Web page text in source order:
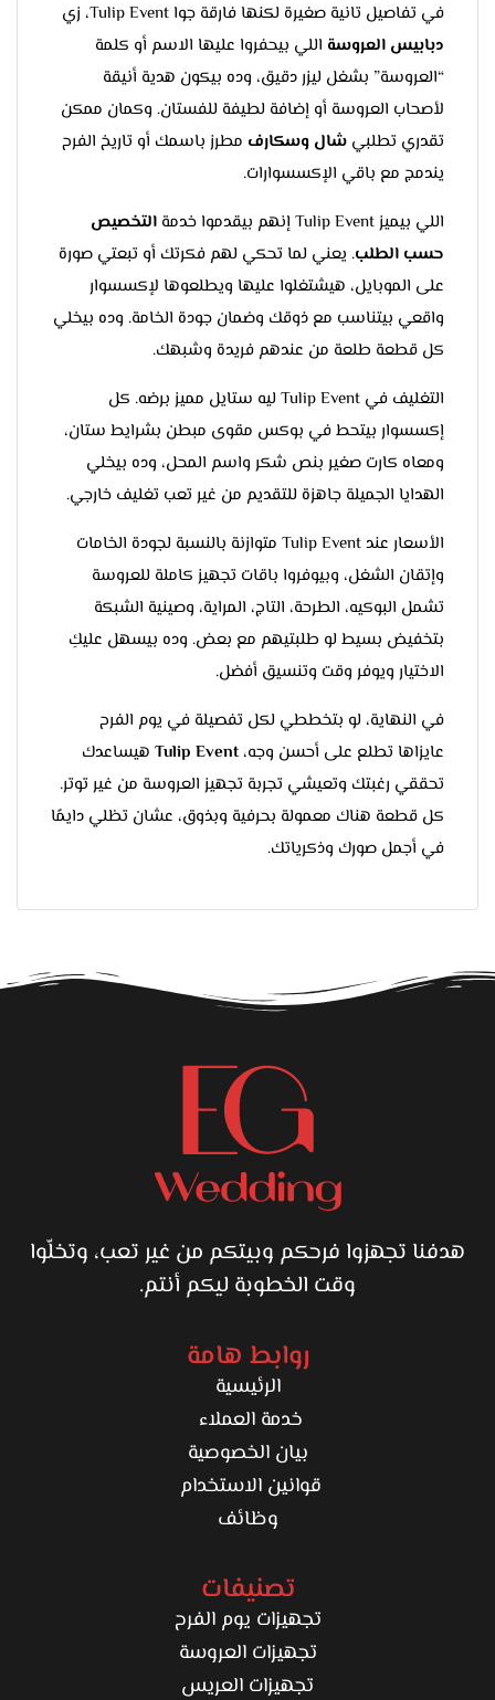
في تفاصيل تانية صغيرة لكنها فارقة جوا Tulip Event، زي
دبابيس العروسة اللي بيحفروا عليها الاسم أو كلمة
“العروسة” بشغل ليزر دقيق، وده بيكون هدية أنيقة
لأصحاب العروسة أو إضافة لطيفة للفستان. وكمان ممكن
تقدري تطلبي شال وسكارف مطرز باسمك أو تاريخ الفرح
يندمج مع باقي الإكسسوارات.
اللي بيميز Tulip Event إنهم بيقدموا خدمة
التخصيص
حسب الطلب. يعني لما تحكي لهم فكرتك أو تبعتي صورة
على الموبايل، هيشتغلوا عليها ويطلعوها لإكسسوار
واقعي بيتناسب مع ذوقك وضمان جودة الخامة. وده بيخلي
كل قطعة طلعة من عندهم فريدة وشبهك.
التغليف في Tulip Event ليه ستايل مميز برضه. كل
إكسسوار بيتحط في بوكس مقوى مبطن بشرايط ستان،
ومعاه كارت صغير بنص شكر واسم المحل، وده بيخلي
الهدايا الجميلة جاهزة للتقديم من غير تعب تغليف خارجي.
الأسعار عند Tulip Event متوازنة بالنسبة لجودة الخامات
وإتقان الشغل، وبيوفروا باقات تجهيز كاملة للعروسة
تشمل البوكيه، الطرحة، التاج، المراية، وصينية الشبكة
بتخفيض بسيط لو طلبتيهم مع بعض. وده بيسهل عليكِ
الاختيار ويوفر وقت وتنسيق أفضل.
في النهاية، لو بتخططي لكل تفصيلة في يوم الفرح
عايزاها تطلع على أحسن وجه،Tulip Event هيساعدك
تحققي رغبتك وتعيشي تجربة تجهيز العروسة من غير توتر.
كل قطعة هناك معمولة بحرفية وبذوق، عشان تظلي دايمًا
في أجمل صورك وذكرياتك.
هدفنا تجهزوا فرحكم وبيتكم من غير تعب، وتخلّوا
وقت الخطوبة ليكم أنتم.
روابط هامة
الرئيسية
خدمة العملاء
بيان الخصوصية
قوانين الاستخدام
وظائف
تصنيفات
تجهيزات يوم الفرح
تجهيزات العروسة
تجهيزات العريس